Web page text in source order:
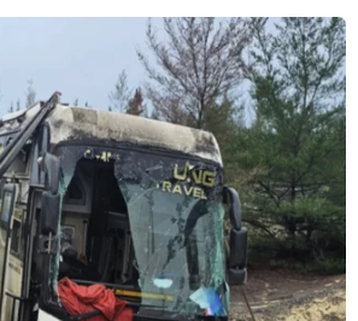
Lữ đoàn Jaish al-Fatah chuẩn bị nã
đội Chính phủ Syria ở phía Tây Aleppo.
(Nguồn: AFP/TTXVN)
11, Hội đồng Bảo an Liên hợp